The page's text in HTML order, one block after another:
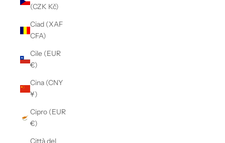
(CZK Kč)
Ciad (XAF
CFA)
Cile (EUR
€)
Cina (CNY
¥)
Cipro (EUR
€)
Città del